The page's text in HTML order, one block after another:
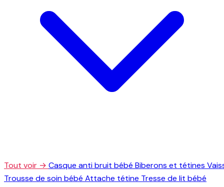
Tout voir → Casque anti bruit bébé Biberons et tétines
Trousse de soin bébé Attache tétine Tresse de lit bébé